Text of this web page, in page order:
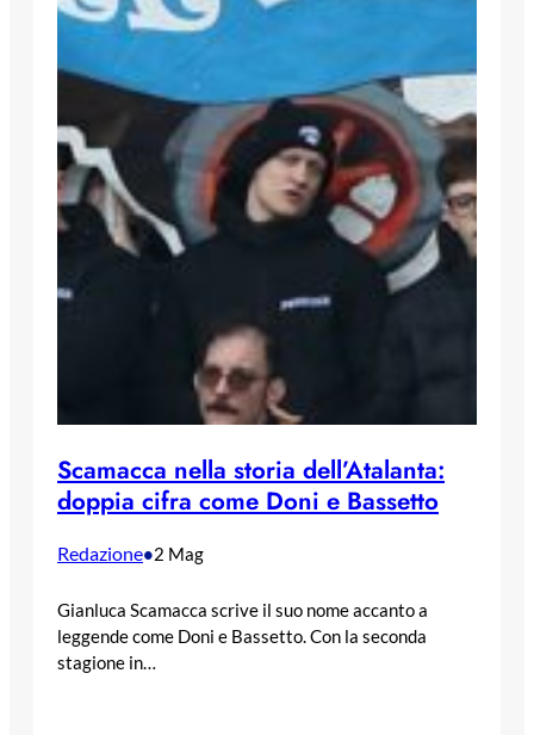
Scamacca nella storia dell’Atalanta:
doppia cifra come Doni e Bassetto
Redazione•2 Mag
Gianluca Scamacca scrive il suo nome accanto a
leggende come Doni e Bassetto. Con la seconda
stagione in…